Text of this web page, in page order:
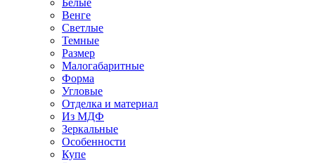
Белые
Венге
Светлые
Темные
Размер
Малогабаритные
Форма
Угловые
Отделка и материал
Из МДФ
Зеркальные
Особенности
Купе